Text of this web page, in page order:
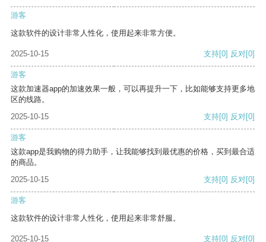
游客
这款软件的设计非常人性化，使用起来非常方便。
2025-10-15 支持[0] 反对[0]
游客
这款加速器app的加速效果一般，可以再提升一下，比如能够支持更多地
区的线路。
2025-10-15
支持[0] 反对[0]
游客
这款app是我购物的得力助手，让我能够找到最优惠的价格，买到最合适
的商品。
2025-10-15
支持[0] 反对[0]
游客
这款软件的设计非常人性化，使用起来非常舒服。
2025-10-15 支持[0] 反对[0]